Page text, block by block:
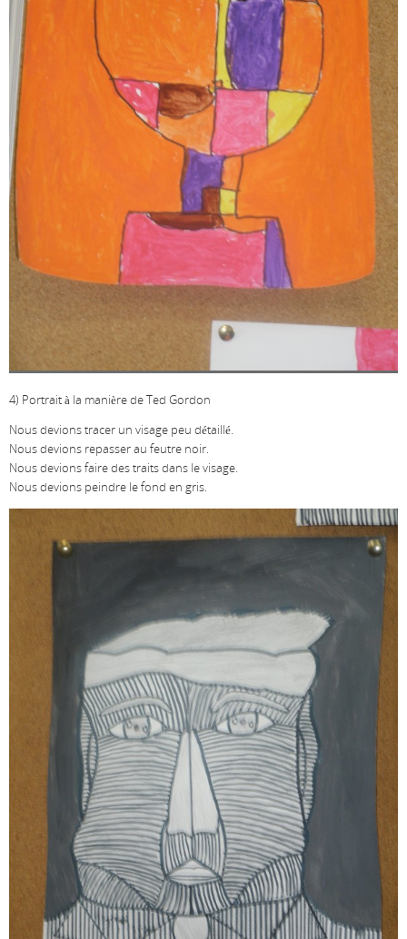
4) Portrait à la manière de Ted Gordon
Nous devions tracer un visage peu détaillé.
Nous devions repasser au feutre noir.
Nous devions faire des traits dans le visage.
Nous devions peindre le fond en gris.